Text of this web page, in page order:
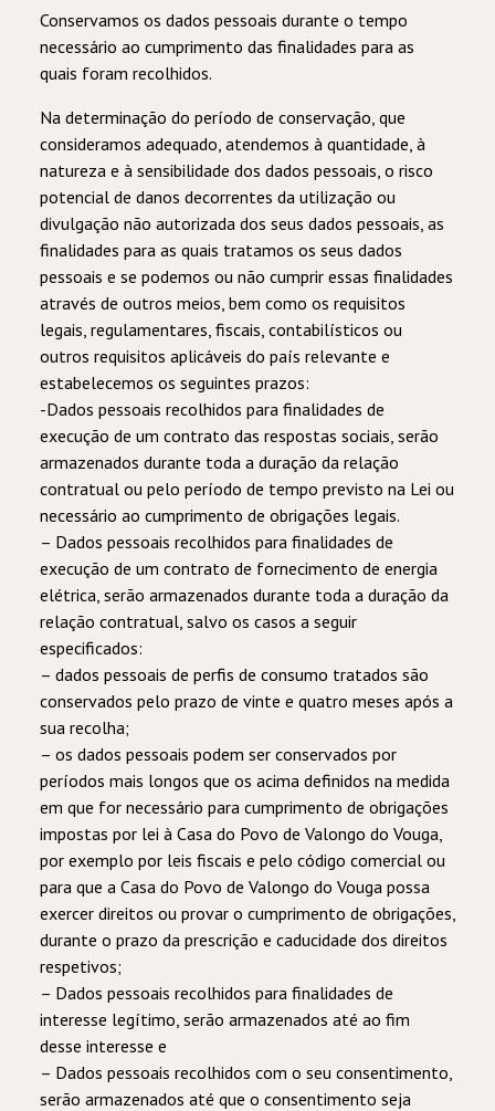
Conservamos os dados pessoais durante o tempo
necessário ao cumprimento das finalidades para as
quais foram recolhidos.
Na determinação do período de conservação, que
consideramos adequado, atendemos à quantidade, à
natureza e à sensibilidade dos dados pessoais, o risco
potencial de danos decorrentes da utilização ou
divulgação não autorizada dos seus dados pessoais, as
finalidades para as quais tratamos os seus dados
pessoais e se podemos ou não cumprir essas finalidades
através de outros meios, bem como os requisitos
legais, regulamentares, fiscais, contabilísticos ou
outros requisitos aplicáveis do país relevante e
estabelecemos os seguintes prazos:
-Dados pessoais recolhidos para finalidades de
execução de um contrato das respostas sociais, serão
armazenados durante toda a duração da relação
contratual ou pelo período de tempo previsto na Lei ou
necessário ao cumprimento de obrigações legais.
– Dados pessoais recolhidos para finalidades de
execução de um contrato de fornecimento de energia
elétrica, serão armazenados durante toda a duração da
relação contratual, salvo os casos a seguir
especificados:
– dados pessoais de perfis de consumo tratados são
conservados pelo prazo de vinte e quatro meses após a
sua recolha;
– os dados pessoais podem ser conservados por
períodos mais longos que os acima definidos na medida
em que for necessário para cumprimento de obrigações
impostas por lei à Casa do Povo de Valongo do Vouga,
por exemplo por leis fiscais e pelo código comercial ou
para que a Casa do Povo de Valongo do Vouga possa
exercer direitos ou provar o cumprimento de obrigações,
durante o prazo da prescrição e caducidade dos direitos
respetivos;
– Dados pessoais recolhidos para finalidades de
interesse legítimo, serão armazenados até ao fim
desse interesse e
– Dados pessoais recolhidos com o seu consentimento,
serão armazenados até que o consentimento seja